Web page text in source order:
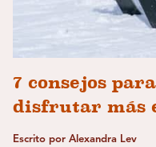
7 consejos
disfrutar más
Escrito por Alexandra Lev